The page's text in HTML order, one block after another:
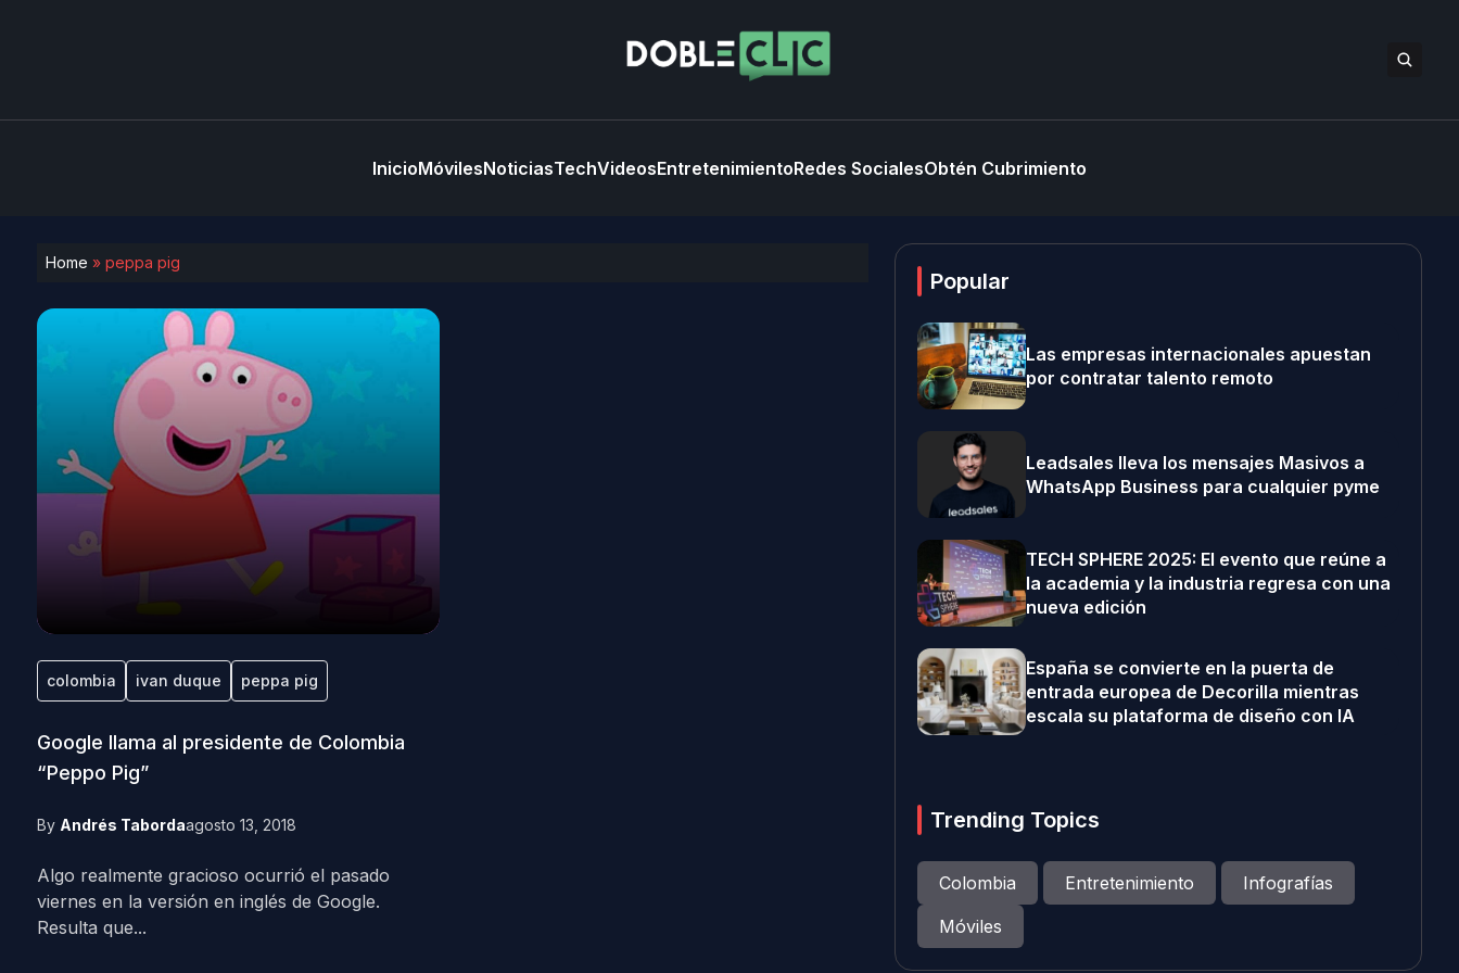
InicioMóvilesNoticiasTechVideosEntretenimientoRedes SocialesObtén Cubrimiento
Home » peppa pig
colombia ivan duque peppa pig
Google llama al presidente de Colombia
“Peppo Pig”
By Andrés Tabordaagosto 13, 2018
Algo realmente gracioso ocurrió el pasado
viernes en la versión en inglés de Google.
Resulta que...
Popular
Las empresas internacionales apuestan
por contratar talento remoto
Leadsales lleva los mensajes Masivos a
WhatsApp Business para cualquier pyme
TECH SPHERE 2025: El evento que reúne a
la academia y la industria regresa con una
nueva edición
España se convierte en la puerta de
entrada europea de Decorilla mientras
escala su plataforma de diseño con IA
Trending Topics
Colombia Entretenimiento
Infografías
Móviles